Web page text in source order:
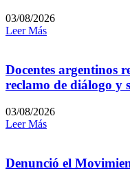
03/08/2026
Leer Más
Docentes argentinos
reclamo de diálogo y
03/08/2026
Leer Más
Denunció el